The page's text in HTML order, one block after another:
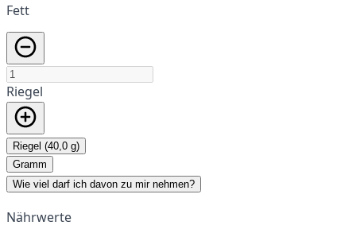
Fett
Riegel
Riegel (40,0 g)
Gramm
Wie viel darf ich davon zu mir nehmen?
Nährwerte